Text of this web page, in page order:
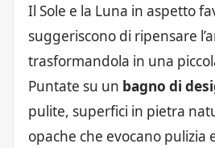
Il Sole e la Luna in aspetto
suggeriscono di ripensare
trasformandola in una
Puntate su un bagno di
pulite, superfici in pietra
opache che evocano pulizia